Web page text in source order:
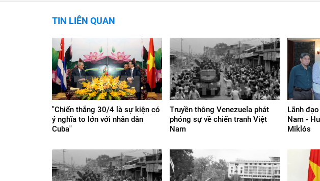
TIN LIÊN QUAN
"Chiến thắng 30/4 là sự kiện có
ý nghĩa to lớn với nhân dân
Cuba"
Truyền thông Venezuela phát
phóng sự về chiến tranh Việt
Nam
Lãnh
Nam -
Miklós